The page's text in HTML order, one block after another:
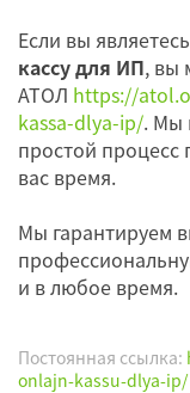
Если вы
кассу для ИП, вы
АТОЛ https://
kassa-dlya-ip/. Мы
простой
вас время.
Мы гарантируем
и в любое время.
Постоянная ссылка:
onlajn-kassu-dlya-ip/